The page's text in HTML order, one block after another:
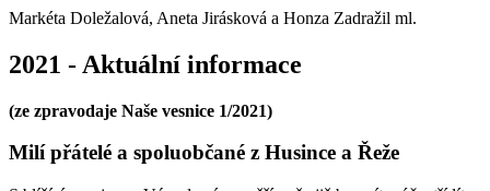
Markéta Doležalová, Aneta Jirásková a Honza Zadražil ml.
2021 - Aktuální informace
(ze zpravodaje Naše vesnice 1/2021)
Milí přátelé a spoluobčané z Husince a Řeže